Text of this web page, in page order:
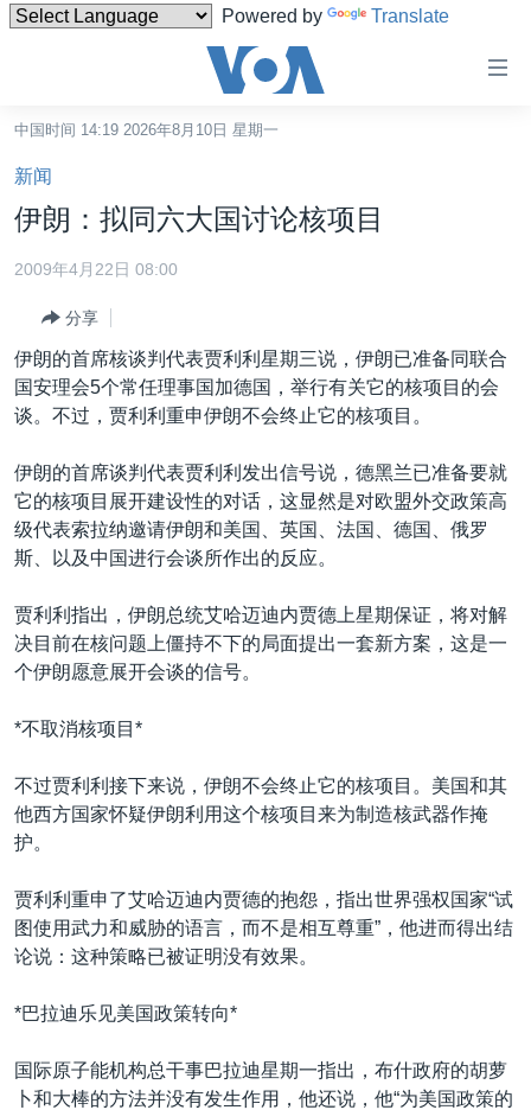
Powered by Translate
碍
链
接
转
跳
转
航
跳
转
检
索
中国
港澳
国际
最新国际新闻
中东
欧洲
美洲
全球议题
分类新闻
人权·法律·宗教
科教·文娱·体健
劳工
环境
热点专题
白宫要闻
美中关系
美国建国250周年
重要讲话与声明
关注西藏
关注新疆
GEN Z 看美国
VOA视频
中文广播
关注我们
其他语言网站
中国时间 14:19 2026年8月10日 星期一
新闻
伊朗：拟同六大国讨论核项目
2009年4月22日 08:00
分享
伊朗的首席核谈判代表贾利利星期三说，伊朗已准备同联合
国安理会5个常任理事国加德国，举行有关它的核项目的会
谈。不过，贾利利重申伊朗不会终止它的核项目。
伊朗的首席谈判代表贾利利发出信号说，德黑兰已准备要就
它的核项目展开建设性的对话，这显然是对欧盟外交政策高
级代表索拉纳邀请伊朗和美国、英国、法国、德国、俄罗
斯、以及中国进行会谈所作出的反应。
贾利利指出，伊朗总统艾哈迈迪内贾德上星期保证，将对解
决目前在核问题上僵持不下的局面提出一套新方案，这是一
个伊朗愿意展开会谈的信号。
*不取消核项目*
不过贾利利接下来说，伊朗不会终止它的核项目。美国和其
他西方国家怀疑伊朗利用这个核项目来为制造核武器作掩
护。
贾利利重申了艾哈迈迪内贾德的抱怨，指出世界强权国家“试
图使用武力和威胁的语言，而不是相互尊重”，他进而得出结
论说：这种策略已被证明没有效果。
*巴拉迪乐见美国政策转向*
国际原子能机构总干事巴拉迪星期一指出，布什政府的胡萝
卜和大棒的方法并没有发生作用，他还说，他“为美国政策的